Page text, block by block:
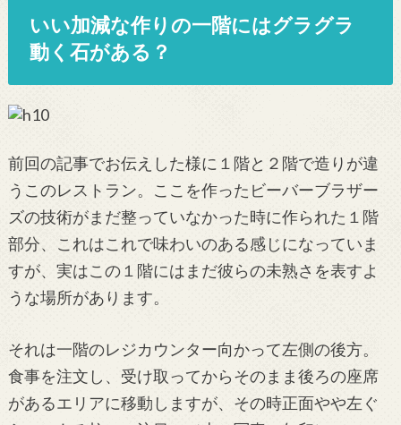
いい加減な作りの一階にはグラグラ
動く石がある？
前回の記事でお伝えした様に１階と２階で造りが違
うこのレストラン。ここを作ったビーバーブラザー
ズの技術がまだ整っていなかった時に作られた１階
部分、これはこれで味わいのある感じになっていま
すが、実はこの１階にはまだ彼らの未熟さを表すよ
うな場所があります。
それは一階のレジカウンター向かって左側の後方。
食事を注文し、受け取ってからそのまま後ろの座席
があるエリアに移動しますが、その時正面やや左ぐ